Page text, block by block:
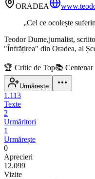
ORADEA
„Cel ce ocolește
Teodor Dume,jurnalist,
"Înfrățirea" din Oradea, al
🏆 Critic de Top📚
Urmărește
1.113
Texte
2
Urmăritori
1
Urmărește
0
Aprecieri
12.099
Vizite